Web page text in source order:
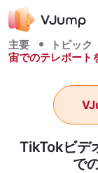
主要 トピック
宙でのテレポート
TikTokビデ
で